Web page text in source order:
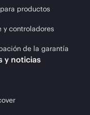
productos
y controladores
de la garantía
y noticias